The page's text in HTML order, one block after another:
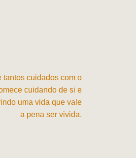
tantos cuidados com o
cuidando de si e
uma vida que vale
a pena ser vivida.